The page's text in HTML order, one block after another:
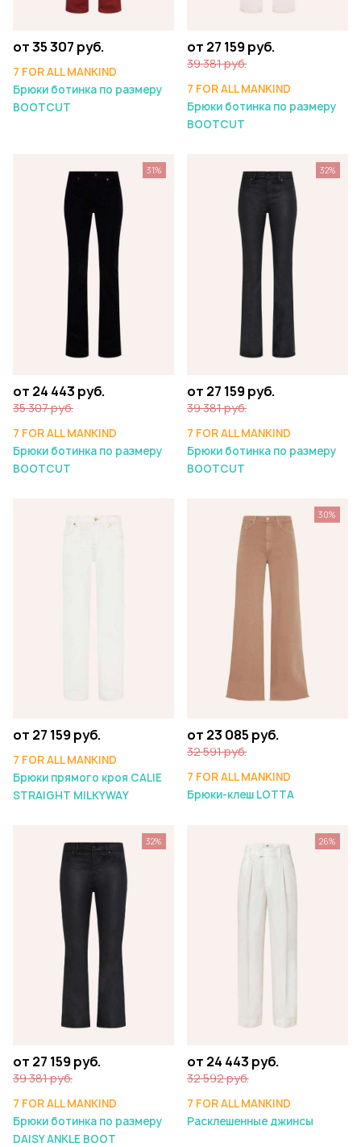
от 35 307 руб.
7 FOR ALL MANKIND
Брюки ботинка по размеру
BOOTCUT
от 27 159 руб.
39 381 руб.
7 FOR ALL MANKIND
Брюки ботинка по размеру
BOOTCUT
от 24 443 руб.
35 307 руб.
7 FOR ALL MANKIND
Брюки ботинка по размеру
BOOTCUT
31%
от 27 159 руб.
39 381 руб.
7 FOR ALL MANKIND
Брюки ботинка по размеру
BOOTCUT
32%
от 27 159 руб.
7 FOR ALL MANKIND
Брюки прямого кроя CALIE
STRAIGHT MILKYWAY
от 23 085 руб.
32 591 руб.
7 FOR ALL MANKIND
Брюки-клеш LOTTA
30%
от 27 159 руб.
39 381 руб.
7 FOR ALL MANKIND
Брюки ботинка по размеру
DAISY ANKLE BOOT
32%
от 24 443 руб.
32 592 руб.
7 FOR ALL MANKIND
Расклешенные джинсы
26%